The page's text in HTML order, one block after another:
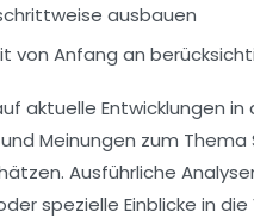
ausbauen
von Anfang an
aktuelle Entwicklungen
Meinungen zum
Ausführliche
spezielle Einblicke in